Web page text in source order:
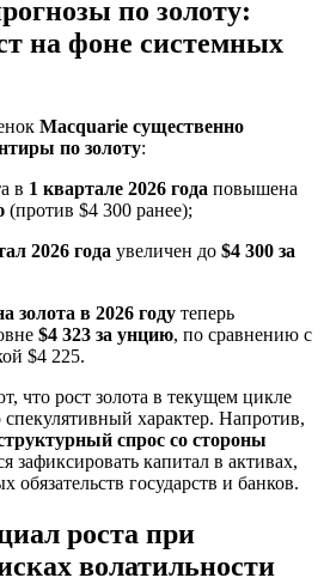
по золоту:
на фоне системных
Macquarie существенно
по золоту:
в 1 квартале 2026 года повышена
(против $4 300 ранее);
2026 года увеличен до $4 300 за
золота в 2026 году теперь
$4 323 за унцию, по сравнению с
$4 225.
что рост золота в текущем цикле
характер. Напротив,
спрос со стороны
зафиксировать капитал в активах,
обязательств государств и банков.
роста при
волатильности